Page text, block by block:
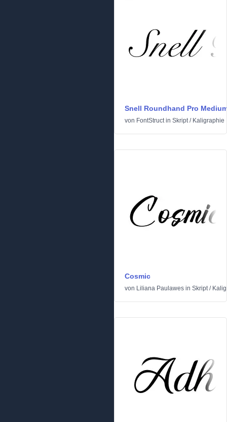
Snell Roundhand Pro
von FontStructin Skript/ Kaligraphie
Cosmic
von Liliana Paulawes in Skript/